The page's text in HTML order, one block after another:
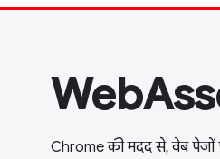
Chrome की मदद से, वेब पेजों